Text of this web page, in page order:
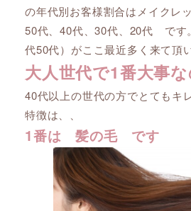
の年代別お客様割合はメイクレ
50代、40代、30代、20代 です
代50代）がここ最近多く来て頂
大人世代で1番大事
40代以上の世代の方でとてもキ
特徴は、、
1番は 髪の毛 です